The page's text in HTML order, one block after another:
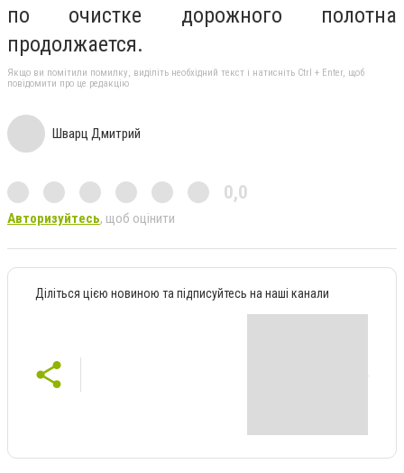
по очистке дорожного полотна
продолжается.
Якщо ви помітили помилку, виділіть необхідний текст і натисніть Ctrl + Enter, щоб
повідомити про це редакцію
Шварц Дмитрий
0,0
Авторизуйтесь, щоб оцінити
Діліться цією новиною та підписуйтесь на наші канали